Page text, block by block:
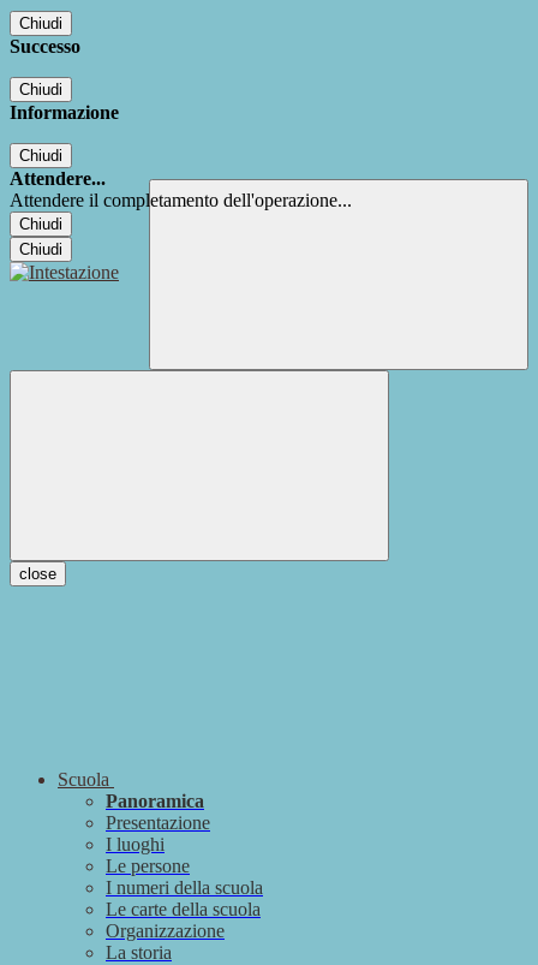
Chiudi
Successo
Chiudi
Informazione
Chiudi
Attendere...
Attendere il completamento dell'operazione...
Chiudi
Chiudi
close
Scuola
Panoramica
Presentazione
I luoghi
Le persone
I numeri della scuola
Le carte della scuola
Organizzazione
La storia